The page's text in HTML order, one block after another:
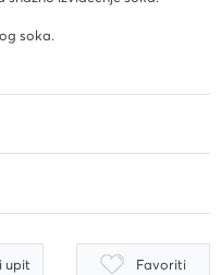
soka.
upit Favoriti